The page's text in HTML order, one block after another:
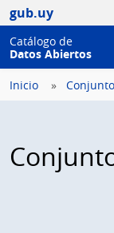
gub.uy
Catálogo de
Datos Abiertos
Inicio